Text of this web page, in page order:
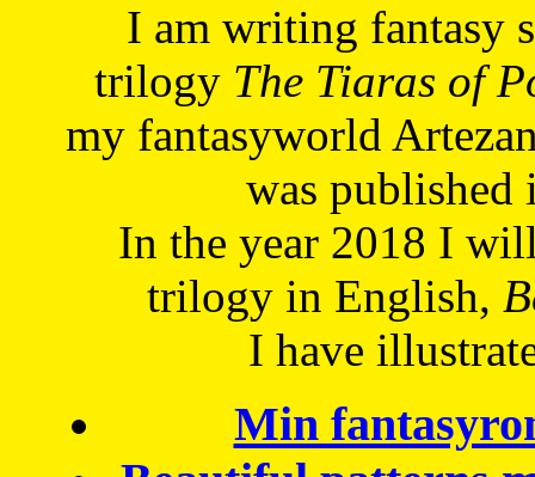
I am writing fantasy
trilogy The Tiaras of
my fantasyworld
was published
In the year 2018 I
trilogy in English,
I have
Min